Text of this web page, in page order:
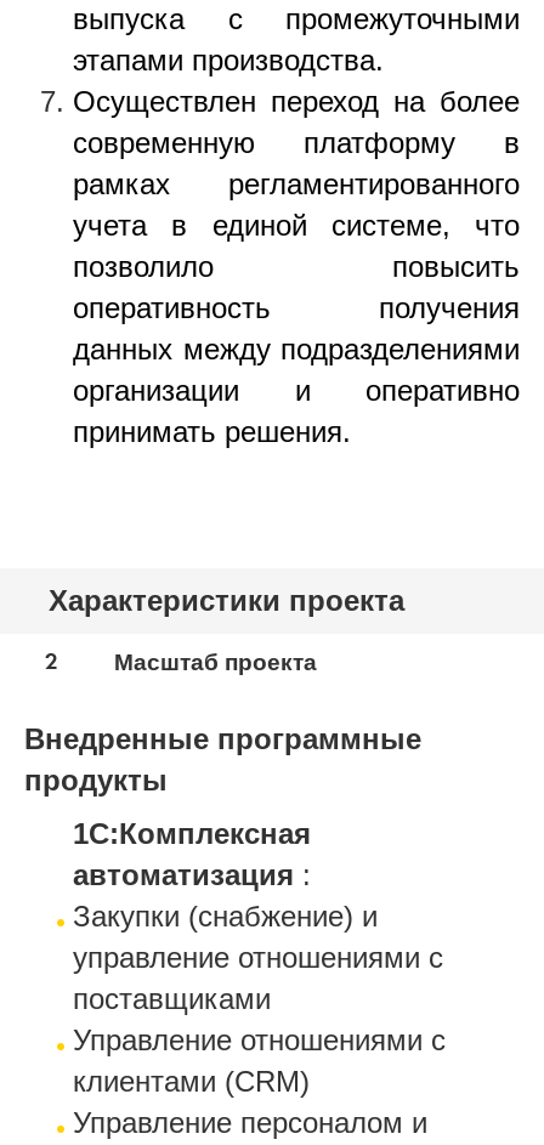
выпуска с промежуточными
этапами производства.
Осуществлен переход на более
современную платформу в
рамках регламентированного
учета в единой системе, что
позволило повысить
оперативность получения
данных между подразделениями
организации и оперативно
принимать решения.
Характеристики проекта
2 Масштаб проекта
Внедренные программные
продукты
1С:Комплексная
автоматизация :
Закупки (снабжение) и
управление отношениями с
поставщиками
Управление отношениями с
клиентами (CRM)
Управление персоналом и